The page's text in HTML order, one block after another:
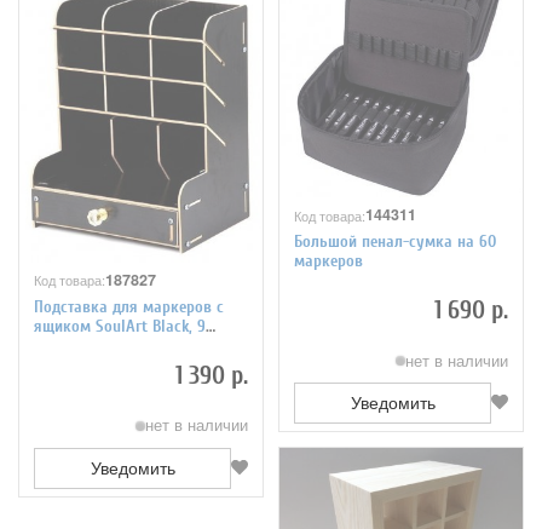
Код товара:187827
Подставка для маркеров с
ящиком SoulArt Black, 9
1 390 р.
нет в наличии
Уведомить
Код товара:144311
Большой пенал-сумка на 60
маркеров
1 690 р.
нет в наличии
Уведомить